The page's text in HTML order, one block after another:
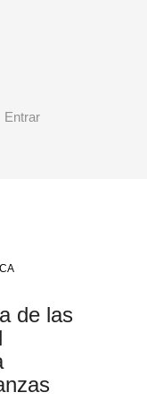
Entrar
de las